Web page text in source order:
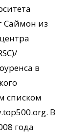
Саймон из
в
списком
В
года